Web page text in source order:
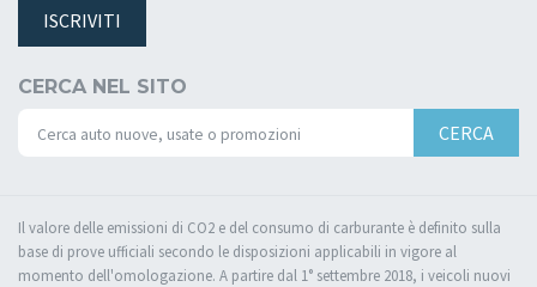
ISCRIVITI
CERCA NEL SITO
CERCA
Il valore delle emissioni di CO2 e del consumo di carburante è definito sulla
base di prove ufficiali secondo le disposizioni applicabili in vigore al
momento dell'omologazione. A partire dal 1° settembre 2018, i veicoli nuovi